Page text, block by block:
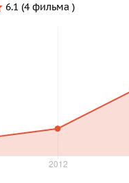
6.1 (4 фильма )